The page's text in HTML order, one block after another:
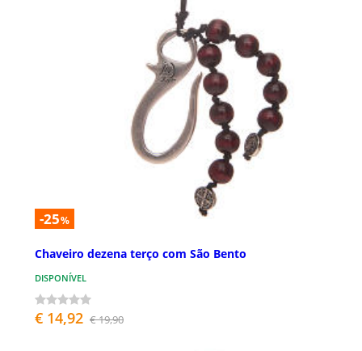
-25%
Chaveiro dezena terço com São Bento
DISPONÍVEL
€ 14,92 € 19,90